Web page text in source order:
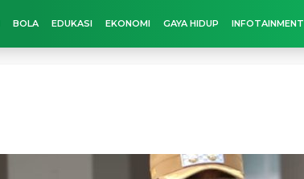
BOLA EDUKASI EKONOMI GAYA HIDUP INFOTAINMENT